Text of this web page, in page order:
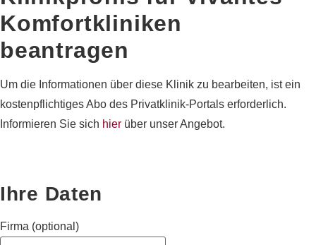
Komfortkliniken
beantragen
Um die Informationen über diese Klinik zu bearbeiten, ist ein
kostenpflichtiges Abo des Privatklinik-Portals erforderlich.
Informieren Sie sich hier über unser Angebot.
Ihre Daten
Firma (optional)